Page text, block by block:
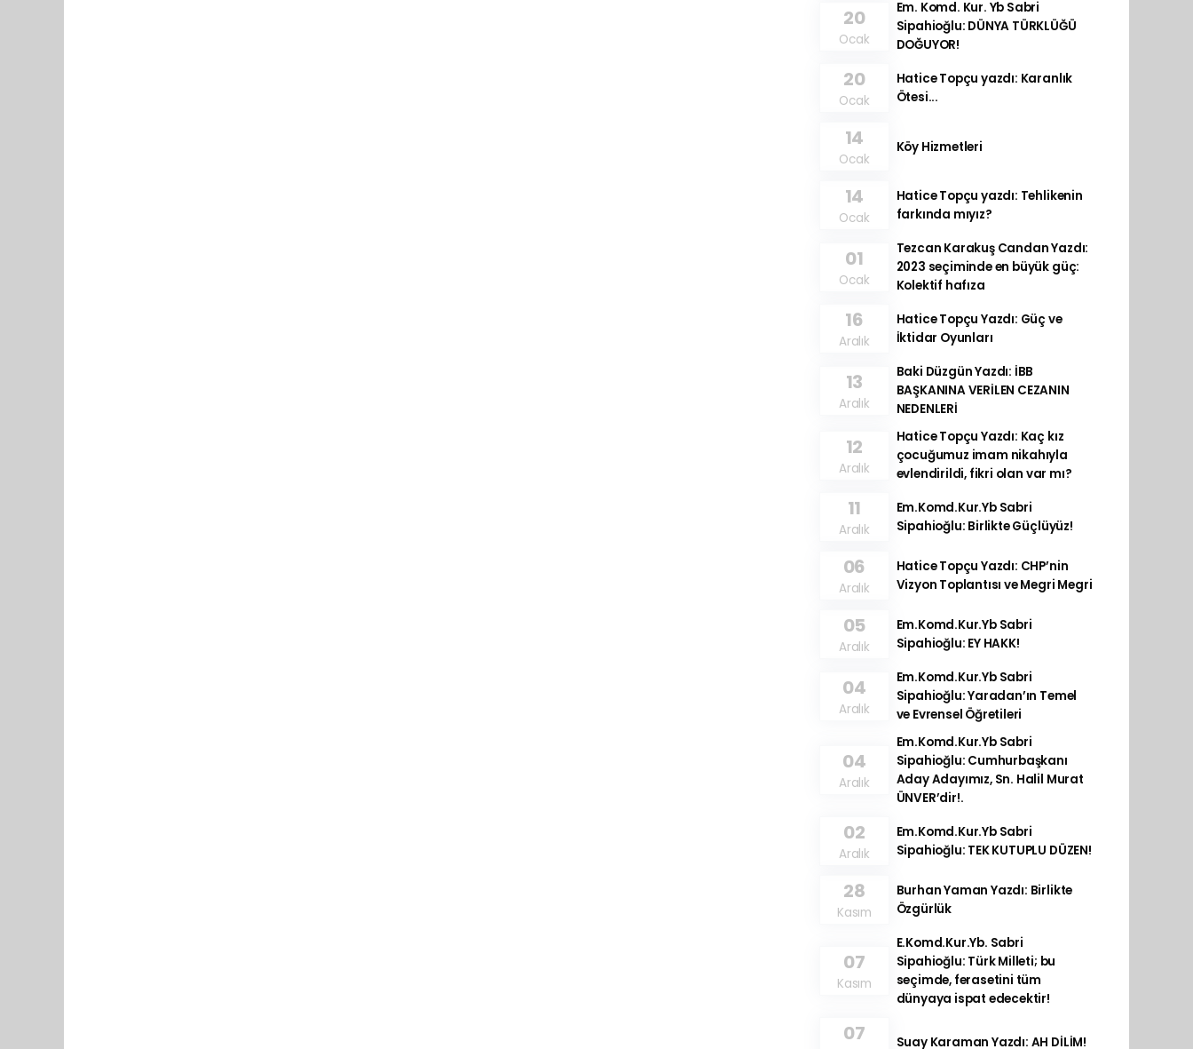
20
Ocak
Em. Komd. Kur. Yb Sabri
Sipahioğlu: DÜNYA TÜRKLÜĞÜ
DOĞUYOR!
20
Ocak
Hatice Topçu yazdı: Karanlık
Ötesi...
14
Ocak
Köy Hizmetleri
14
Ocak
Hatice Topçu yazdı: Tehlikenin
farkında mıyız?
01
Ocak
Tezcan Karakuş Candan Yazdı:
2023 seçiminde en büyük güç:
Kolektif hafıza
16
Aralık
Hatice Topçu Yazdı: Güç ve
İktidar Oyunları
13
Aralık
Baki Düzgün Yazdı: İBB
BAŞKANINA VERİLEN CEZANIN
NEDENLERİ
12
Aralık
Hatice Topçu Yazdı: Kaç kız
çocuğumuz imam nikahıyla
evlendirildi, fikri olan var mı?
11
Aralık
Em.Komd.Kur.Yb Sabri
Sipahioğlu: Birlikte Güçlüyüz!
06
Aralık
Hatice Topçu Yazdı: CHP’nin
Vizyon Toplantısı ve Megri Megri
05
Aralık
Em.Komd.Kur.Yb Sabri
Sipahioğlu: EY HAKK!
04
Aralık
Em.Komd.Kur.Yb Sabri
Sipahioğlu: Yaradan’ın Temel
ve Evrensel Öğretileri
04
Aralık
Em.Komd.Kur.Yb Sabri
Sipahioğlu: Cumhurbaşkanı
Aday Adayımız, Sn. Halil Murat
ÜNVER’dir!.
02
Aralık
Em.Komd.Kur.Yb Sabri
Sipahioğlu: TEK KUTUPLU DÜZEN!
28
Kasım
Burhan Yaman Yazdı: Birlikte
Özgürlük
07
Kasım
E.Komd.Kur.Yb. Sabri
Sipahioğlu: Türk Milleti; bu
seçimde, ferasetini tüm
dünyaya ispat edecektir!
07 Suay Karaman Yazdı: AH DİLİM!